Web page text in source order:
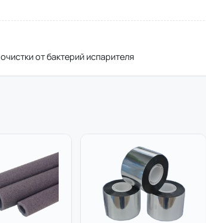
от бактерий испарителя